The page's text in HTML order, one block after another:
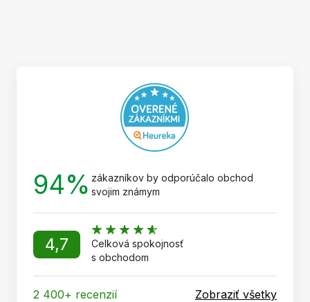
94% zákazníkov by odporúčalo obchod
svojim známym
4,7
Celková spokojnosť
s obchodom
2 400+ recenzií Zobraziť všetky